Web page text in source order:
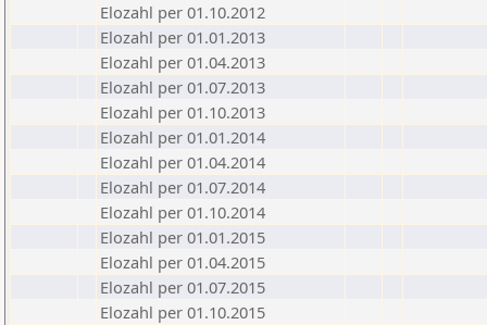
Elozahl per 01.10.2012
Elozahl per 01.01.2013
Elozahl per 01.04.2013
Elozahl per 01.07.2013
Elozahl per 01.10.2013
Elozahl per 01.01.2014
Elozahl per 01.04.2014
Elozahl per 01.07.2014
Elozahl per 01.10.2014
Elozahl per 01.01.2015
Elozahl per 01.04.2015
Elozahl per 01.07.2015
Elozahl per 01.10.2015